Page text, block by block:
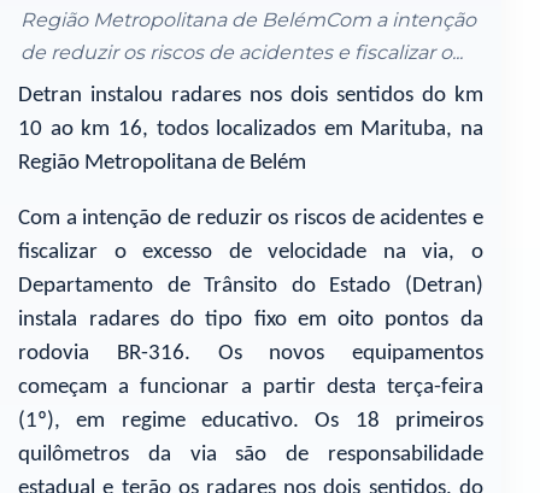
Região Metropolitana de BelémCom a intenção
de reduzir os riscos de acidentes e fiscalizar o...
Detran instalou radares nos dois sentidos do km
10 ao km 16, todos localizados em Marituba, na
Região Metropolitana de Belém
Com a intenção de reduzir os riscos de acidentes e
fiscalizar o excesso de velocidade na via, o
Departamento de Trânsito do Estado (Detran)
instala radares do tipo fixo em oito pontos da
rodovia BR-316. Os novos equipamentos
começam a funcionar a partir desta terça-feira
(1º), em regime educativo. Os 18 primeiros
quilômetros da via são de responsabilidade